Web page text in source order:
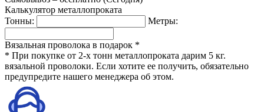
Калькулятор металлопроката
Тонны:
Метры:
Вязальная проволока в подарок *
* При покупке от 2-х тонн металлопроката дарим 5 кг.
вязальной проволоки. Если хотите ее получить, обязательно
предупредите нашего менеджера об этом.